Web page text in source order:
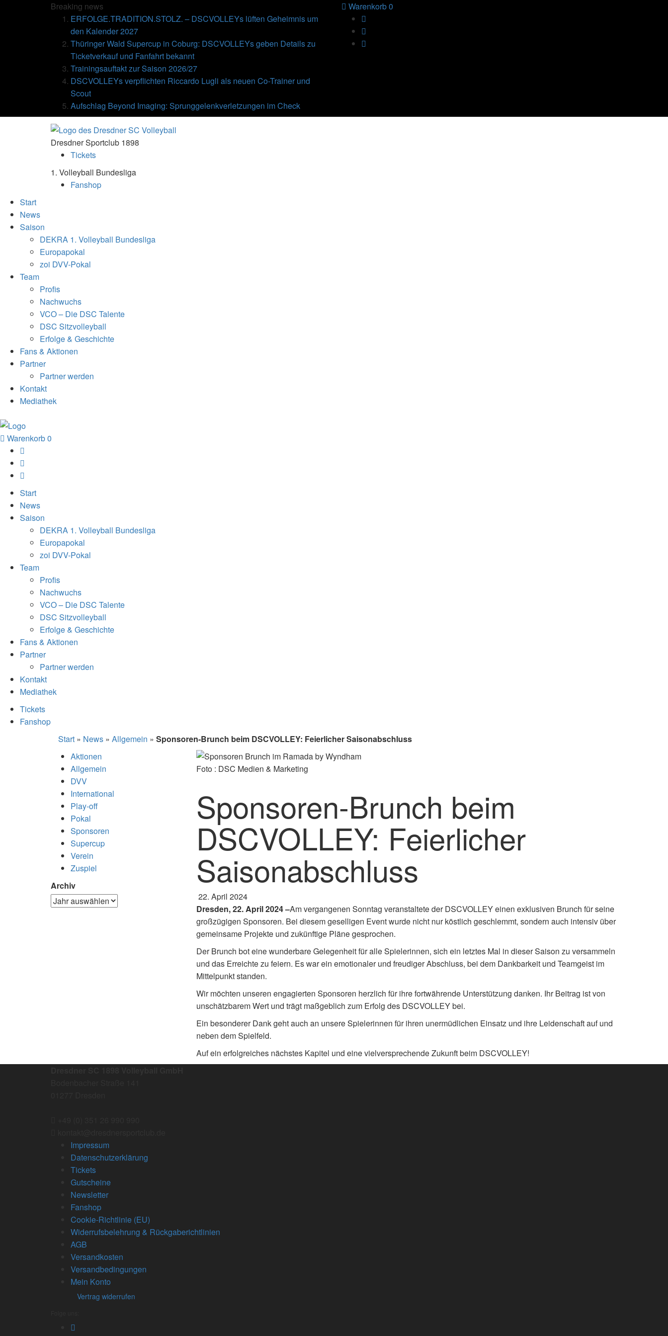
Breaking news
ERFOLGE.TRADITION.STOLZ. – DSCVOLLEYs lüften Geheimnis um
den Kalender 2027
Thüringer Wald Supercup in Coburg: DSCVOLLEYs geben Details zu
Ticketverkauf und Fanfahrt bekannt
Trainingsauftakt zur Saison 2026/27
DSCVOLLEYs verpflichten Riccardo Lugli als neuen Co-Trainer und
Scout
Aufschlag Beyond Imaging: Sprunggelenkverletzungen im Check
Warenkorb0
Dresdner Sportclub 1898
Tickets
1. Volleyball Bundesliga
Fanshop
Start
News
Saison
DEKRA 1. Volleyball Bundesliga
Europapokal
zoi DVV-Pokal
Team
Profis
Nachwuchs
VCO – Die DSC Talente
DSC Sitzvolleyball
Erfolge & Geschichte
Fans & Aktionen
Partner
Partner werden
Kontakt
Mediathek
Warenkorb0
Start
News
Saison
DEKRA 1. Volleyball Bundesliga
Europapokal
zoi DVV-Pokal
Team
Profis
Nachwuchs
VCO – Die DSC Talente
DSC Sitzvolleyball
Erfolge & Geschichte
Fans & Aktionen
Partner
Partner werden
Kontakt
Mediathek
Tickets
Fanshop
Start » News » Allgemein » Sponsoren-Brunch beim DSCVOLLEY: Feierlicher Saisonabschluss
Foto : DSC Medien & Marketing
Sponsoren-Brunch beim
DSCVOLLEY: Feierlicher
Saisonabschluss
22. April 2024
Dresden, 22. April 2024 –Am vergangenen Sonntag veranstaltete der DSCVOLLEY einen exklusiven Brunch für seine
großzügigen Sponsoren. Bei diesem geselligen Event wurde nicht nur köstlich geschlemmt, sondern auch intensiv über
gemeinsame Projekte und zukünftige Pläne gesprochen.
Der Brunch bot eine wunderbare Gelegenheit für alle Spielerinnen, sich ein letztes Mal in dieser Saison zu versammeln
und das Erreichte zu feiern. Es war ein emotionaler und freudiger Abschluss, bei dem Dankbarkeit und Teamgeist im
Mittelpunkt standen.
Wir möchten unseren engagierten Sponsoren herzlich für ihre fortwährende Unterstützung danken. Ihr Beitrag ist von
unschätzbarem Wert und trägt maßgeblich zum Erfolg des DSCVOLLEY bei.
Ein besonderer Dank geht auch an unsere Spielerinnen für ihren unermüdlichen Einsatz und ihre Leidenschaft auf und
neben dem Spielfeld.
Auf ein erfolgreiches nächstes Kapitel und eine vielversprechende Zukunft beim DSCVOLLEY!
Aktionen
Allgemein
DVV
International
Play-off
Pokal
Sponsoren
Supercup
Verein
Zuspiel
Archiv
Impressum
Datenschutzerklärung
Tickets
Gutscheine
Newsletter
Fanshop
Cookie-Richtlinie (EU)
Widerrufsbelehrung & Rückgaberichtlinien
AGB
Versandkosten
Versandbedingungen
Mein Konto
Vertrag widerrufen